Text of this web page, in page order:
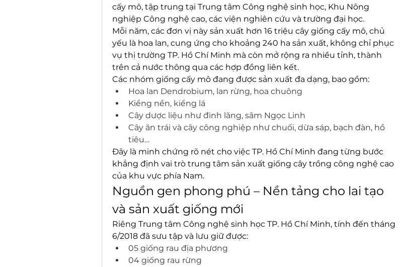
cấy mô, tập trung tại Trung tâm Công nghệ sinh học, Khu Nông
nghiệp Công nghệ cao, các viện nghiên cứu và trường đại học.
Mỗi năm, các đơn vị này sản xuất hơn 16 triệu cây giống cấy mô, chủ
yếu là hoa lan, cung ứng cho khoảng 240 ha sản xuất, không chỉ phục
vụ thị trường TP. Hồ Chí Minh mà còn mở rộng ra nhiều tỉnh, thành
trên cả nước thông qua các hợp đồng liên kết.
Các nhóm giống cấy mô đang được sản xuất đa dạng, bao gồm:
Hoa lan Dendrobium, lan rừng, hoa chuông
Kiểng nền, kiểng lá
Cây dược liệu như đinh lăng, sâm Ngọc Linh
Cây ăn trái và cây công nghiệp như chuối, dừa sáp, bạch đàn, hồ
tiêu…
Đây là minh chứng rõ nét cho việc TP. Hồ Chí Minh đang từng bước
khẳng định vai trò trung tâm sản xuất giống cây trồng công nghệ cao
của khu vực phía Nam.
Nguồn gen phong phú – Nền tảng cho lai tạo
và sản xuất giống mới
Riêng Trung tâm Công nghệ sinh học TP. Hồ Chí Minh, tính đến tháng
6/2018 đã sưu tập và lưu giữ được:
05 giống rau địa phương
04 giống rau rừng